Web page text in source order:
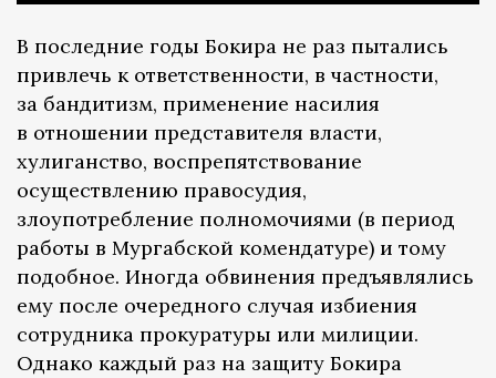
В последние годы Бокира не раз пытались
привлечь к ответственности, в частности,
за бандитизм, применение насилия
в отношении представителя власти,
хулиганство, воспрепятствование
осуществлению правосудия,
злоупотребление полномочиями (в период
работы в Мургабской комендатуре) и тому
подобное. Иногда обвинения предъявлялись
ему после очередного случая избиения
сотрудника прокуратуры или милиции.
Однако каждый раз на защиту Бокира